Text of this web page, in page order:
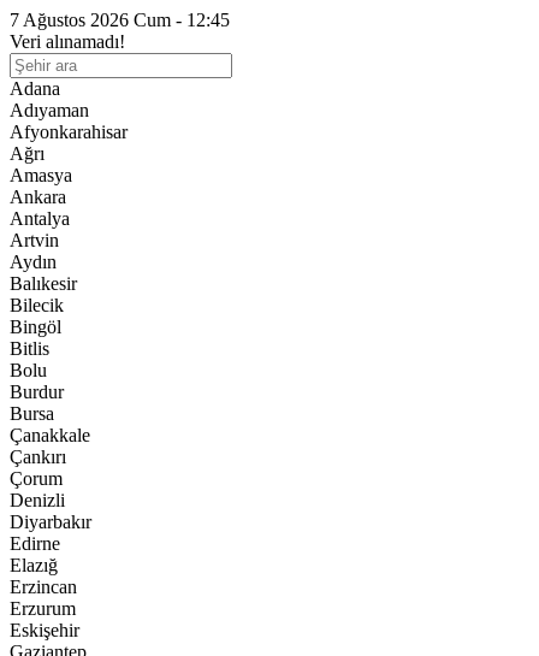
7 Ağustos 2026 Cum - 12:45
Veri alınamadı!
Adana
Adıyaman
Afyonkarahisar
Ağrı
Amasya
Ankara
Antalya
Artvin
Aydın
Balıkesir
Bilecik
Bingöl
Bitlis
Bolu
Burdur
Bursa
Çanakkale
Çankırı
Çorum
Denizli
Diyarbakır
Edirne
Elazığ
Erzincan
Erzurum
Eskişehir
Gaziantep